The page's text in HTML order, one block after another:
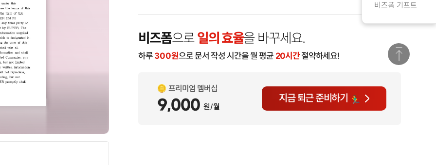
비즈폼으로일의 효율을 바꾸세요.
하루 300원으로 문서 작성 시간을 월 평균 20시간절약하세요!
프리미엄 멤버십
9,000 원/월
지금 퇴근 준비하기
비즈폼 기프트